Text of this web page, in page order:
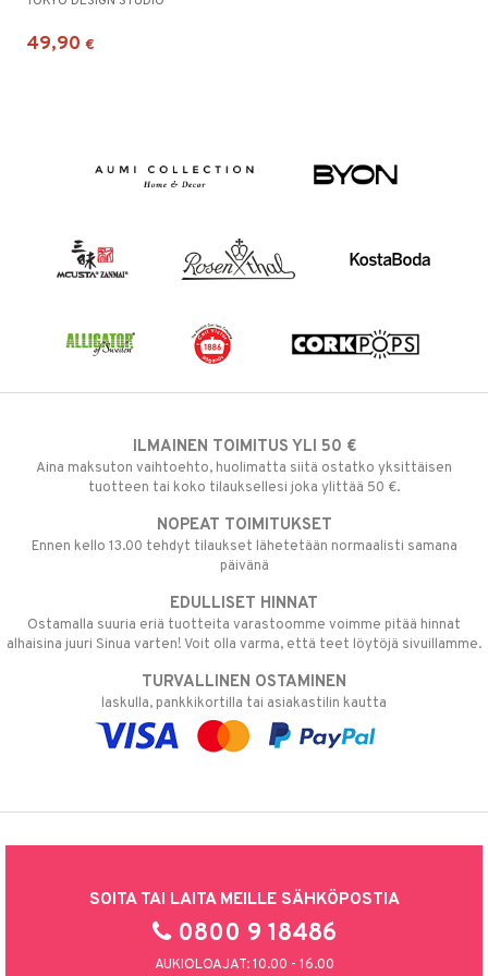
49,90 €
ILMAINEN TOIMITUS YLI 50 €
Aina maksuton vaihtoehto, huolimatta siitä ostatko yksittäisen
tuotteen tai koko tilauksellesi joka ylittää 50 €.
NOPEAT TOIMITUKSET
Ennen kello 13.00 tehdyt tilaukset lähetetään normaalisti samana
päivänä
EDULLISET HINNAT
Ostamalla suuria eriä tuotteita varastoomme voimme pitää hinnat
alhaisina juuri Sinua varten! Voit olla varma, että teet löytöjä sivuillamme.
TURVALLINEN OSTAMINEN
laskulla, pankkikortilla tai asiakastilin kautta
SOITA TAI LAITA MEILLE SÄHKÖPOSTIA
0800 9 18486
AUKIOLOAJAT: 10.00 - 16.00